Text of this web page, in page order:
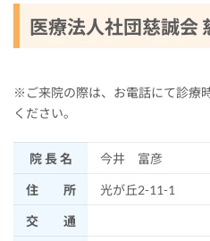
医療法人社団慈誠会
※ご来院の際は、お電話にて診療
ください。
院 長 名 今井 富彦
住 所 光が丘2-11-1
交 通